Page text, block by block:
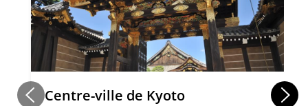
Centre-ville de Kyoto